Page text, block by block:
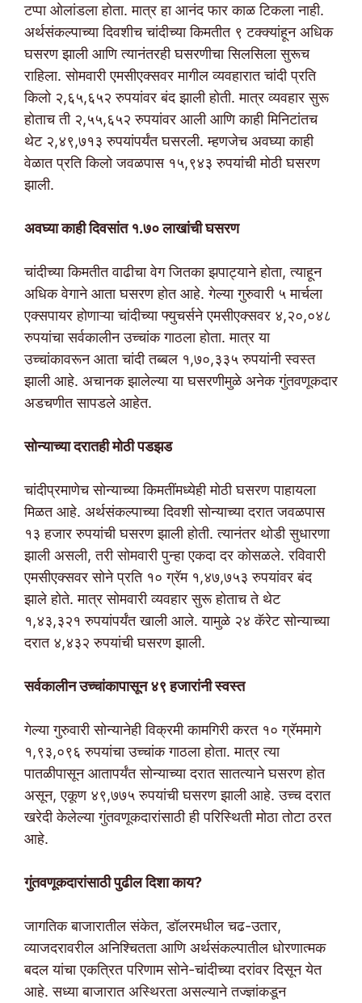
टप्पा ओलांडला होता. मात्र हा आनंद फार काळ टिकला नाही.
अर्थसंकल्पाच्या दिवशीच चांदीच्या किमतीत ९ टक्क्यांहून अधिक
घसरण झाली आणि त्यानंतरही घसरणीचा सिलसिला सुरूच
राहिला. सोमवारी एमसीएक्सवर मागील व्यवहारात चांदी प्रति
किलो २,६५,६५२ रुपयांवर बंद झाली होती. मात्र व्यवहार सुरू
होताच ती २,५५,६५२ रुपयांवर आली आणि काही मिनिटांतच
थेट २,४९,७१३ रुपयांपर्यंत घसरली. म्हणजेच अवघ्या काही
वेळात प्रति किलो जवळपास १५,९४३ रुपयांची मोठी घसरण
झाली.
अवघ्या काही दिवसांत १.७० लाखांची घसरण
चांदीच्या किमतीत वाढीचा वेग जितका झपाट्याने होता, त्याहून
अधिक वेगाने आता घसरण होत आहे. गेल्या गुरुवारी ५ मार्चला
एक्सपायर होणाऱ्या चांदीच्या फ्युचर्सने एमसीएक्सवर ४,२०,०४८
रुपयांचा सर्वकालीन उच्चांक गाठला होता. मात्र या
उच्चांकावरून आता चांदी तब्बल १,७०,३३५ रुपयांनी स्वस्त
झाली आहे. अचानक झालेल्या या घसरणीमुळे अनेक गुंतवणूकदार
अडचणीत सापडले आहेत.
सोन्याच्या दरातही मोठी पडझड
चांदीप्रमाणेच सोन्याच्या किमतींमध्येही मोठी घसरण पाहायला
मिळत आहे. अर्थसंकल्पाच्या दिवशी सोन्याच्या दरात जवळपास
१३ हजार रुपयांची घसरण झाली होती. त्यानंतर थोडी सुधारणा
झाली असली, तरी सोमवारी पुन्हा एकदा दर कोसळले. रविवारी
एमसीएक्सवर सोने प्रति १० ग्रॅम १,४७,७५३ रुपयांवर बंद
झाले होते. मात्र सोमवारी व्यवहार सुरू होताच ते थेट
१,४३,३२१ रुपयांपर्यंत खाली आले. यामुळे २४ कॅरेट सोन्याच्या
दरात ४,४३२ रुपयांची घसरण झाली.
सर्वकालीन उच्चांकापासून ४९ हजारांनी स्वस्त
गेल्या गुरुवारी सोन्यानेही विक्रमी कामगिरी करत १० ग्रॅममागे
१,९३,०९६ रुपयांचा उच्चांक गाठला होता. मात्र त्या
पातळीपासून आतापर्यंत सोन्याच्या दरात सातत्याने घसरण होत
असून, एकूण ४९,७७५ रुपयांची घसरण झाली आहे. उच्च दरात
खरेदी केलेल्या गुंतवणूकदारांसाठी ही परिस्थिती मोठा तोटा ठरत
आहे.
गुंतवणूकदारांसाठी पुढील दिशा काय?
जागतिक बाजारातील संकेत, डॉलरमधील चढ-उतार,
व्याजदरावरील अनिश्चितता आणि अर्थसंकल्पातील धोरणात्मक
बदल यांचा एकत्रित परिणाम सोने-चांदीच्या दरांवर दिसून येत
आहे. सध्या बाजारात अस्थिरता असल्याने तज्ज्ञांकडून